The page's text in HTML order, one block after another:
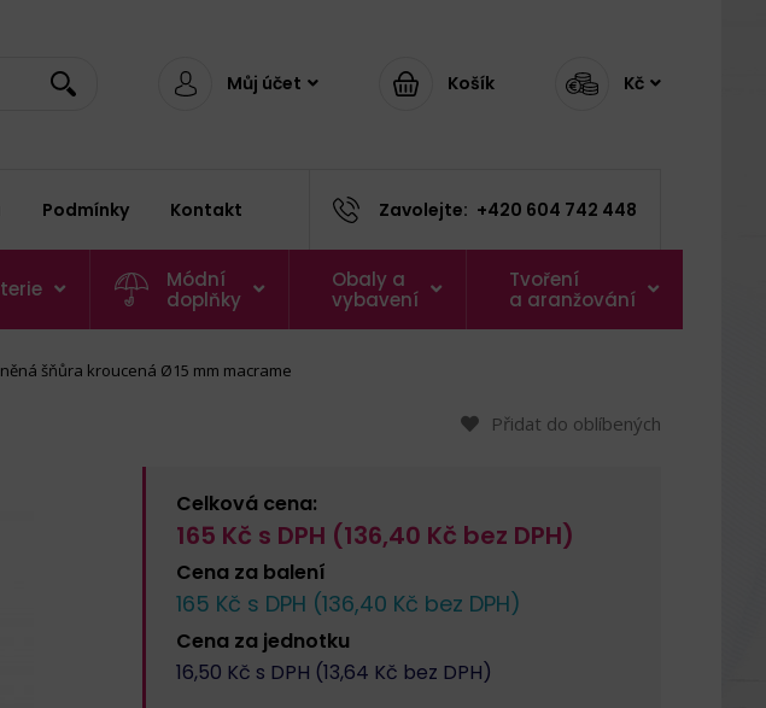
Můj účet Košík Kč
Podmínky Kontakt Zavolejte: +420 604 742 448
Módní
doplňky
Obaly a
vybavení
Tvoření
a aranžování
šňůra kroucená Ø15 mm macrame
Přidat do oblíbených
Celková cena:
165 Kč s DPH (136,40 Kč bez DPH)
Cena za balení
165 Kč s DPH (136,40 Kč bez DPH)
Cena za jednotku
16,50 Kč s DPH (13,64 Kč bez DPH)